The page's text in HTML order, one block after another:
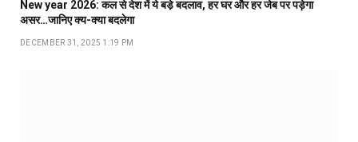
New year 2026: कल से देश में ये बडे़ बदलाव, हर घर और हर जेब पर पड़ेगा
असर…जानिए क्य-क्या बदलेगा
DECEMBER 31, 2025 1:19 PM